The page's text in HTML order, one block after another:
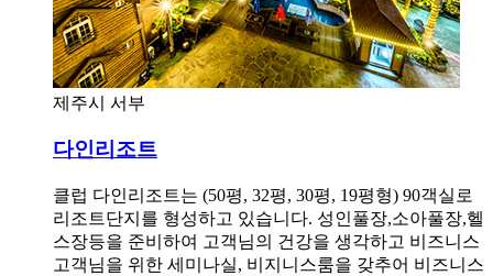
제주시 서부
다인리조트
클럽 다인리조트는 (50평, 32평, 30평, 19평형) 90객실로
리조트단지를 형성하고 있습니다. 성인풀장,소아풀장,헬
스장등을 준비하여 고객님의 건강을 생각하고 비즈니스
고객님을 위한 세미나실, 비지니스룸을 갖추어 비즈니스